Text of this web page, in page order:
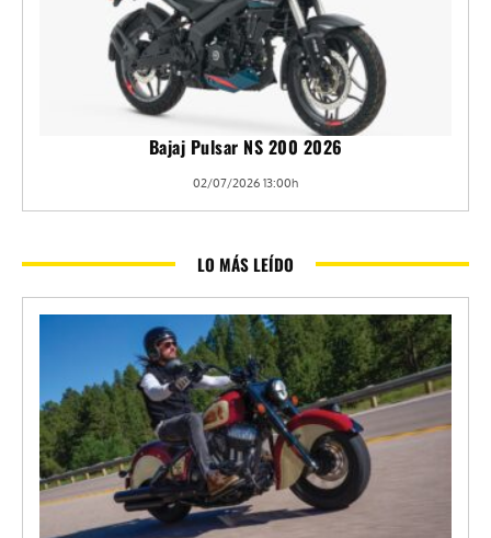
Bajaj Pulsar NS 200 2026
02/07/2026 13:00h
LO MÁS LEÍDO